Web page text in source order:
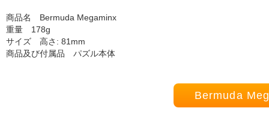
商品名 Bermuda Megaminx
重量 178g
サイズ 高さ: 81mm
商品及び付属品 パズル本体
Bermuda